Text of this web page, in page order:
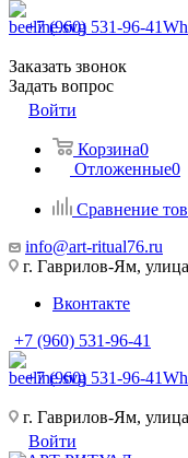
+7 (960) 531-96-41
Заказать звонок
Задать вопрос
Войти
Корзина0
Отложенные0
Сравнение
info@art-ritual76.ru
г. Гаврилов-Ям,
Вконтакте
+7 (960) 531-96-41
+7 (960) 531-96-41
г. Гаврилов-Ям,
Войти